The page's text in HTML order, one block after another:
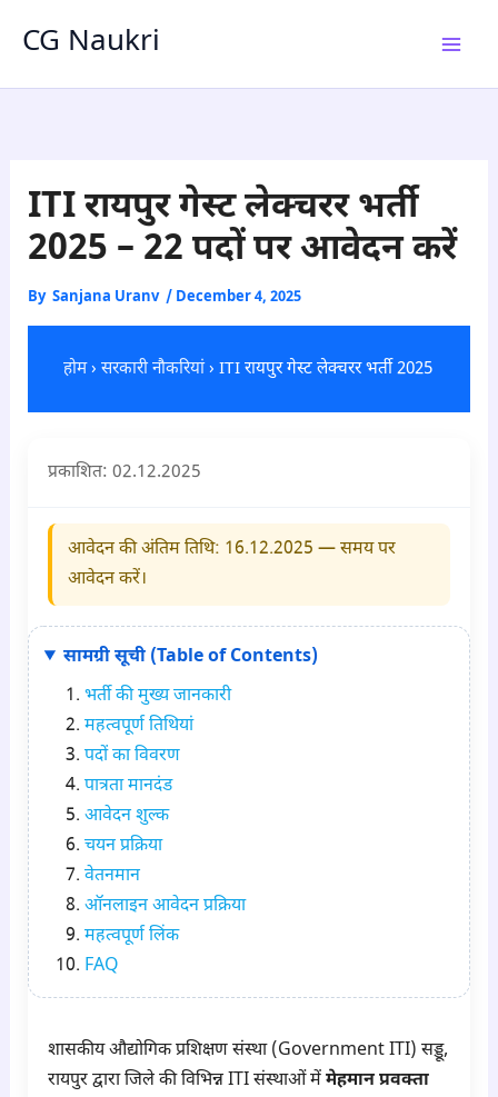
CG Naukri
ITI रायपुर गेस्ट लेक्चरर भर्ती
2025 – 22 पदों पर आवेदन करें
By Sanjana Uranv / December 4, 2025
होम› सरकारी नौकरियां› ITI रायपुर गेस्ट लेक्चरर भर्ती 2025
प्रकाशित: 02.12.2025
आवेदन की अंतिम तिथि: 16.12.2025 — समय पर
आवेदन करें।
सामग्री सूची (Table of Contents)
भर्ती की मुख्य जानकारी
महत्वपूर्ण तिथियां
पदों का विवरण
पात्रता मानदंड
आवेदन शुल्क
चयन प्रक्रिया
वेतनमान
ऑनलाइन आवेदन प्रक्रिया
महत्वपूर्ण लिंक
FAQ
शासकीय औद्योगिक प्रशिक्षण संस्था (Government ITI) सड्डू,
रायपुर द्वारा जिले की विभिन्न ITI संस्थाओं मेंमेहमान प्रवक्ता